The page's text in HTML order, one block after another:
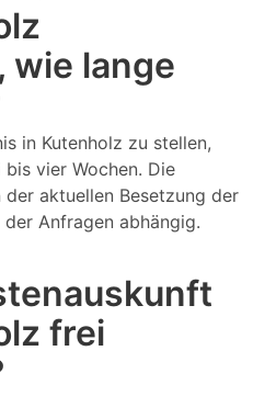
wie lange
in Kutenholz zu stellen,
vier Wochen. Die
aktuellen Besetzung der
Anfragen abhängig.
frei